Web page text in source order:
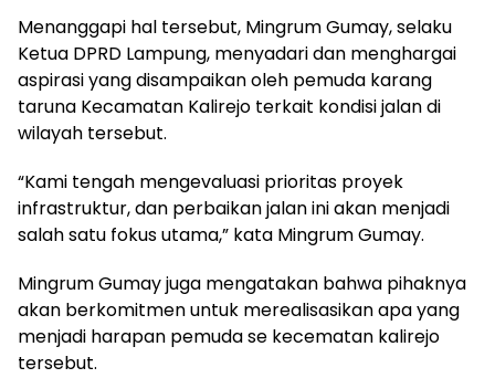
Menanggapi hal tersebut, Mingrum Gumay, selaku
Ketua DPRD Lampung, menyadari dan menghargai
aspirasi yang disampaikan oleh pemuda karang
taruna Kecamatan Kalirejo terkait kondisi jalan di
wilayah tersebut.
“Kami tengah mengevaluasi prioritas proyek
infrastruktur, dan perbaikan jalan ini akan menjadi
salah satu fokus utama,” kata Mingrum Gumay.
Mingrum Gumay juga mengatakan bahwa pihaknya
akan berkomitmen untuk merealisasikan apa yang
menjadi harapan pemuda se kecematan kalirejo
tersebut.